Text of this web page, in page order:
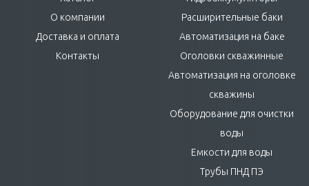
О компании
Доставка и оплата
Контакты
Расширительные баки
Автоматизация на баке
Оголовки скважинные
Автоматизация на оголовке
скважины
Оборудование для очистки
воды
Емкости для воды
Трубы ПНД ПЭ